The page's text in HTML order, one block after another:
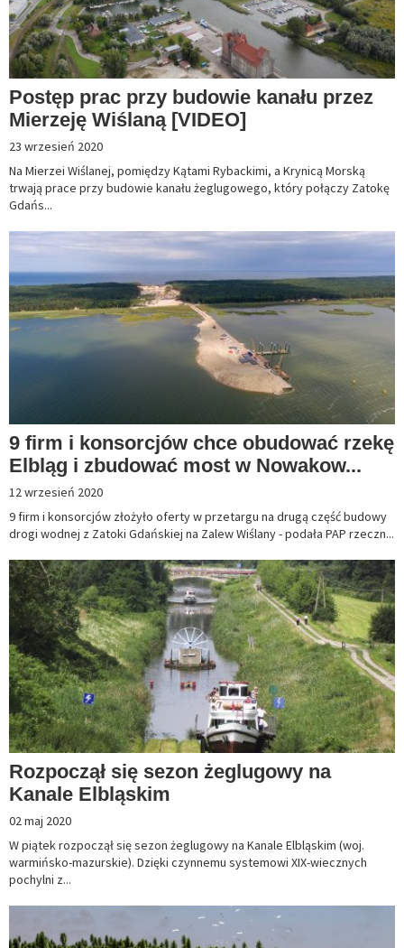
Postęp prac przy budowie kanału przez
Mierzeję Wiślaną [VIDEO]
23 wrzesień 2020
Na Mierzei Wiślanej, pomiędzy Kątami Rybackimi, a Krynicą Morską
trwają prace przy budowie kanału żeglugowego, który połączy Zatokę
Gdańs...
9 firm i konsorcjów chce obudować rzekę
Elbląg i zbudować most w Nowakow...
12 wrzesień 2020
9 firm i konsorcjów złożyło oferty w przetargu na drugą część budowy
drogi wodnej z Zatoki Gdańskiej na Zalew Wiślany - podała PAP rzeczn...
Rozpoczął się sezon żeglugowy na
Kanale Elbląskim
02 maj 2020
W piątek rozpoczął się sezon żeglugowy na Kanale Elbląskim (woj.
warmińsko-mazurskie). Dzięki czynnemu systemowi XIX-wiecznych
pochylni z...